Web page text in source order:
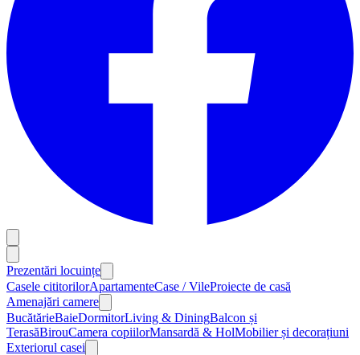
Prezentări locuințe
Casele cititorilorApartamenteCase / VileProiecte de casă
Amenajări camere
BucătărieBaieDormitorLiving & DiningBalcon și
TerasăBirouCamera copiilorMansardă & HolMobilier și decorațiuni
Exteriorul casei